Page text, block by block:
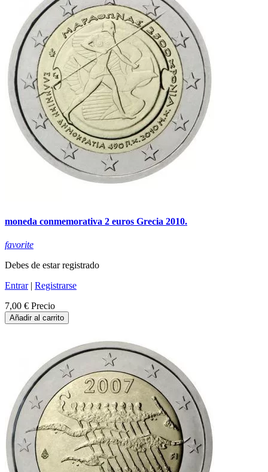
moneda conmemorativa 2 euros Grecia 2010.
favorite
Debes de estar registrado
Entrar| Registrarse
7,00 € Precio
Añadir al carrito